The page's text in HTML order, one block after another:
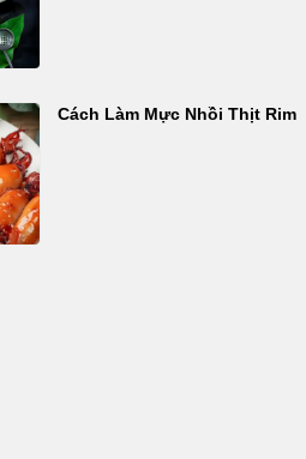
Cách Làm Mực Nhồi Thịt Rim